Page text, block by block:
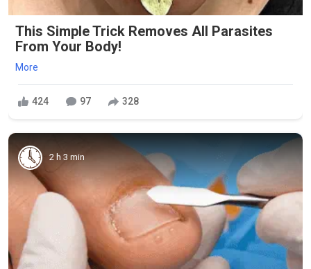
This Simple Trick Removes All Parasites
From Your Body!
More
424 97 328
2 h 3 min